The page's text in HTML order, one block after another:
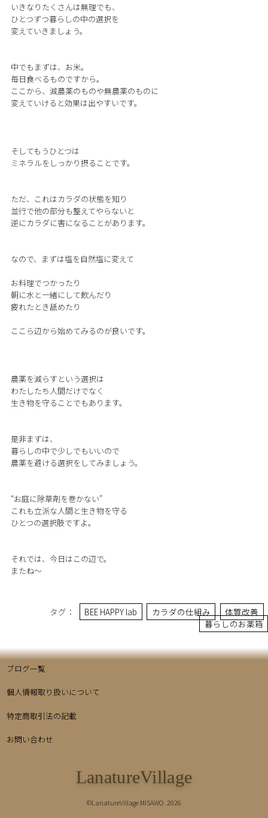
いきなりたくさんは無理でも、
ひとつずつ暮らしの中の選択を
変えていきましょう。
中でもまずは、お米。
毎日食べるものですから。
ここから、減農薬のものや無農薬のものに
変えていけると効果は出やすいです。
そしてもうひとつは
ミネラルをしっかり摂ることです。
ただ、これはカラダの状態を知り
並行で他の部分も整えてやらないと
逆にカラダに害になることがあります。
なので、まずは塩を自然塩に変えて
お料理でつかったり
朝に水と一緒にして飲んだり
疲れたとき舐めたり
ここら辺から始めてみるのが良いです。
農薬を減らすという選択は
わたしたち人間だけでなく
生き物を守ることでもあります。
是非まずは、
暮らしの中で少しでもいいので
農薬を避ける選択をしてみましょう。
“お庭に除草剤を巻かない”
これも立派な人間と生き物を守る
ひとつの選択肢ですよ。
それでは、今日はこの辺で。
またね〜
タグ： BEE HAPPY lab カラダの仕組み
体質改善
暮らしのお薬箱
ブログ一覧
個人情報取り扱いについて
特定商取引法の記載
お問い合わせ
LanatureVillage
©LanatureVillage MISAWO .2026